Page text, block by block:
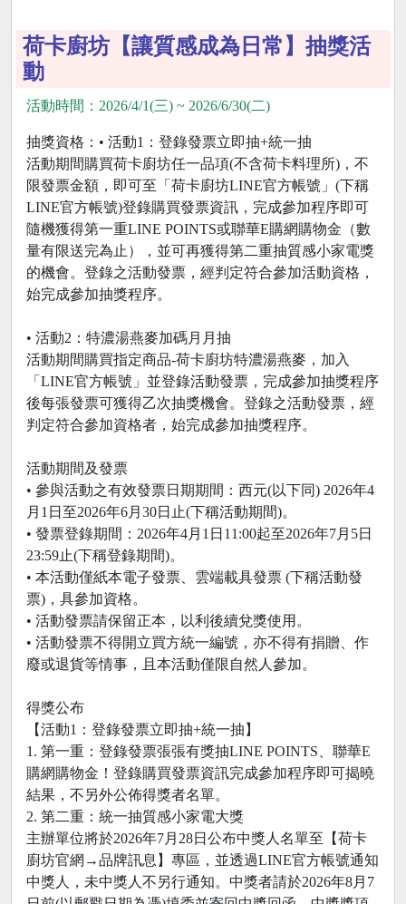
荷卡廚坊【讓質感成為日常】抽獎活
動
活動時間：2026/4/1(三) ~ 2026/6/30(二)
抽獎資格：• 活動1：登錄發票立即抽+統一抽
活動期間購買荷卡廚坊任一品項(不含荷卡料理所)，不
限發票金額，即可至「荷卡廚坊LINE官方帳號」(下稱
LINE官方帳號)登錄購買發票資訊，完成參加程序即可
隨機獲得第一重LINE POINTS或聯華E購網購物金（數
量有限送完為止），並可再獲得第二重抽質感小家電獎
的機會。登錄之活動發票，經判定符合參加活動資格，
始完成參加抽獎程序。
• 活動2：特濃湯燕麥加碼月月抽
活動期間購買指定商品-荷卡廚坊特濃湯燕麥，加入
「LINE官方帳號」並登錄活動發票，完成參加抽獎程序
後每張發票可獲得乙次抽獎機會。登錄之活動發票，經
判定符合參加資格者，始完成參加抽獎程序。
活動期間及發票
• 參與活動之有效發票日期期間：西元(以下同) 2026年4
月1日至2026年6月30日止(下稱活動期間)。
• 發票登錄期間：2026年4月1日11:00起至2026年7月5日
23:59止(下稱登錄期間)。
• 本活動僅紙本電子發票、雲端載具發票 (下稱活動發
票)，具參加資格。
• 活動發票請保留正本，以利後續兌獎使用。
• 活動發票不得開立買方統一編號，亦不得有捐贈、作
廢或退貨等情事，且本活動僅限自然人參加。
得獎公布
【活動1：登錄發票立即抽+統一抽】
1. 第一重：登錄發票張張有獎抽LINE POINTS、聯華E
購網購物金！登錄購買發票資訊完成參加程序即可揭曉
結果，不另外公佈得獎者名單。
2. 第二重：統一抽質感小家電大獎
主辦單位將於2026年7月28日公布中獎人名單至【荷卡
廚坊官網→品牌訊息】專區，並透過LINE官方帳號通知
中獎人，未中獎人不另行通知。中獎者請於2026年8月7